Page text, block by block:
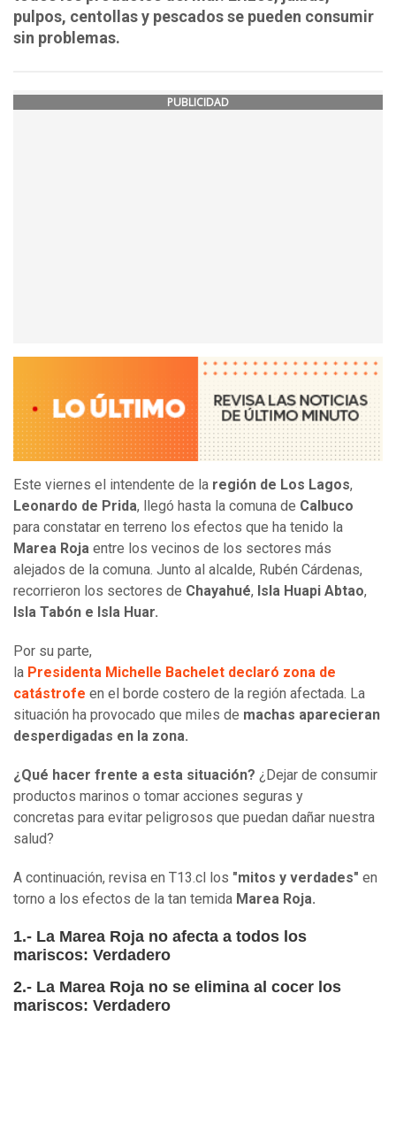
pulpos, centollas y pescados se pueden consumir
sin problemas.
PUBLICIDAD
Este viernes el intendente de la región de Los Lagos,
Leonardo de Prida, llegó hasta la comuna de Calbuco
para constatar en terreno los efectos que ha tenido la
Marea Roja entre los vecinos de los sectores más
alejados de la comuna. Junto al alcalde, Rubén Cárdenas,
recorrieron los sectores de Chayahué, Isla Huapi Abtao,
Isla Tabón e Isla Huar.
Por su parte,
la Presidenta Michelle Bachelet declaró zona de
catástrofe en el borde costero de la región afectada. La
situación ha provocado que miles de machas aparecieran
desperdigadas en la zona.
¿Qué hacer frente a esta situación? ¿Dejar de consumir
productos marinos o tomar acciones seguras y
concretas para evitar peligrosos que puedan dañar nuestra
salud?
A continuación, revisa en T13.cl los "mitos y verdades" en
torno a los efectos de la tan temida Marea Roja.
1.- La Marea Roja no afecta a todos los
mariscos: Verdadero
2.- La Marea Roja no se elimina al cocer los
mariscos: Verdadero